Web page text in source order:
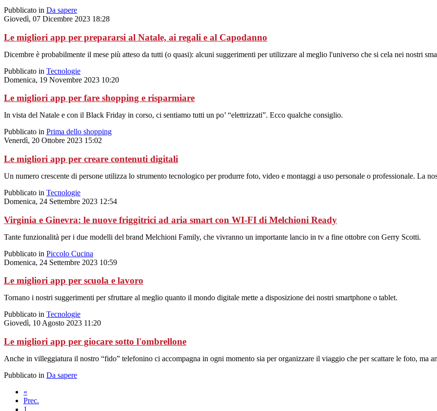
Pubblicato in Da sapere
Giovedì, 07 Dicembre 2023 18:28
Le migliori app per prepararsi al Natale, ai regali e al Capodanno
Dicembre è probabilmente il mese più atteso da tutti (o quasi): alcuni suggerimenti per utilizzare al meglio l'universo che si cela nei nostri
Pubblicato in Tecnologie
Domenica, 19 Novembre 2023 10:20
Le migliori app per fare shopping e risparmiare
In vista del Natale e con il Black Friday in corso, ci sentiamo tutti un po’ “elettrizzati”. Ecco qualche consiglio.
Pubblicato in Prima dello shopping
Venerdì, 20 Ottobre 2023 15:02
Le migliori app per creare contenuti digitali
Un numero crescente di persone utilizza lo strumento tecnologico per produrre foto, video e montaggi a uso personale o professionale. La
Pubblicato in Tecnologie
Domenica, 24 Settembre 2023 12:54
Virginia e Ginevra: le nuove friggitrici ad aria smart con WI-FI di Melchioni Ready
Tante funzionalità per i due modelli del brand Melchioni Family, che vivranno un importante lancio in tv a fine ottobre con Gerry Scotti.
Pubblicato in Piccolo Cucina
Domenica, 24 Settembre 2023 10:59
Le migliori app per scuola e lavoro
Tornano i nostri suggerimenti per sfruttare al meglio quanto il mondo digitale mette a disposizione dei nostri smartphone o tablet.
Pubblicato in Tecnologie
Giovedì, 10 Agosto 2023 11:20
Le migliori app per giocare sotto l'ombrellone
Anche in villeggiatura il nostro “fido” telefonino ci accompagna in ogni momento sia per organizzare il viaggio che per scattare le foto, ma
Pubblicato in Da sapere
«
Prec.